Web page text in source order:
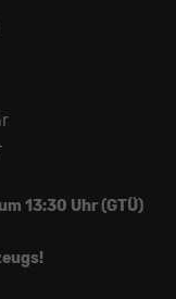
13:30 Uhr (GTÜ)